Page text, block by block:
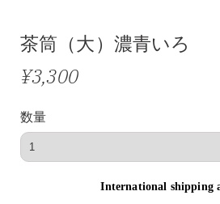
茶筒（大）濃青いろ
¥3,300
数量
International shipping